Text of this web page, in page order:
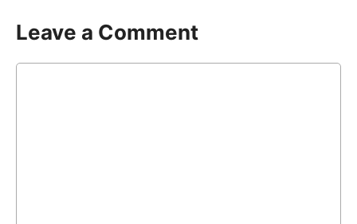
Leave a Comment
Comment